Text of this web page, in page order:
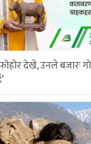
देखे, उनले बजारः